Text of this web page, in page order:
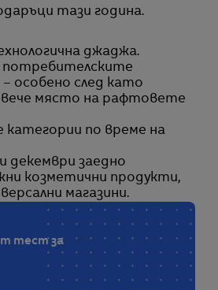
тази година.
джаджа.
потребителските
особено след като
място на рафтовете
по време на
декември заедно
козметични продукти,
магазини.
тест за